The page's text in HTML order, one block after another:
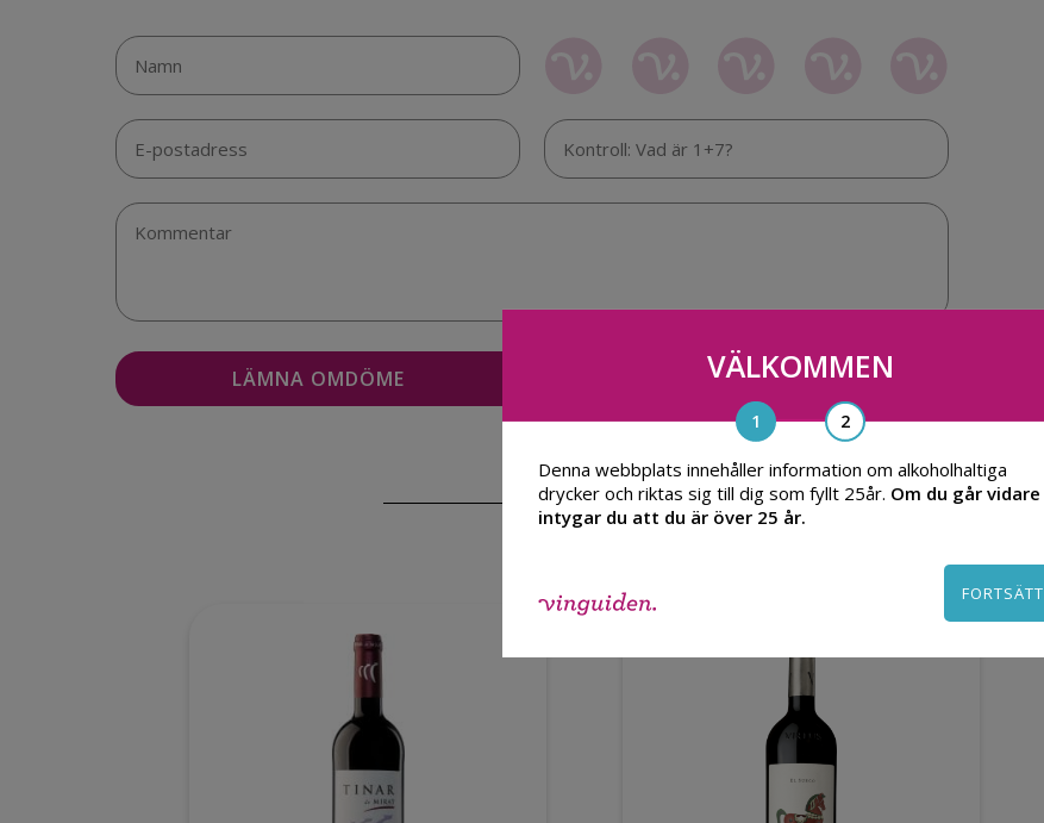
Du kanske också gillar
VÄLKOMMEN
Denna webbplats innehåller information om alkoholhaltiga
drycker och riktas sig till dig som fyllt 25år. Om du går vidare
intygar du att du är över 25 år.
FORTSÄTT